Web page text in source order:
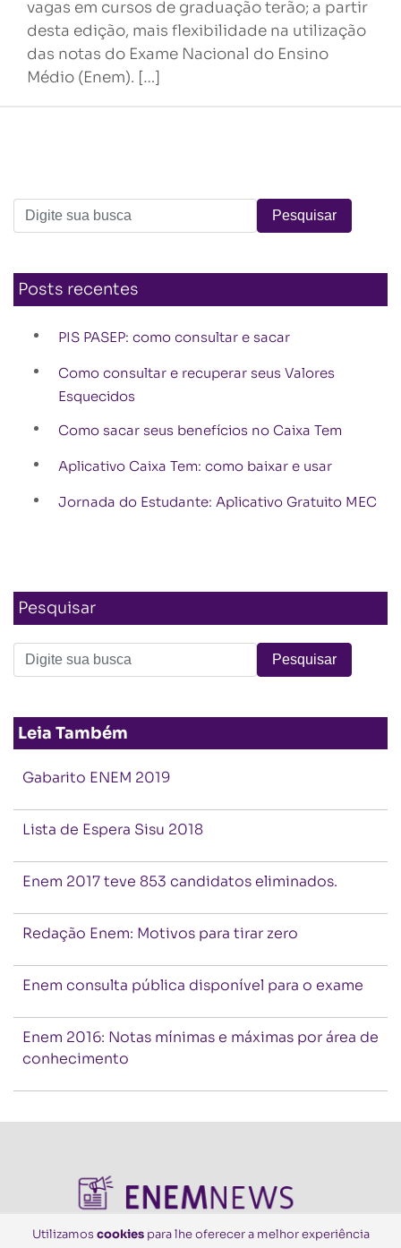
vagas em cursos de graduação terão; a partir
desta edição, mais flexibilidade na utilização
das notas do Exame Nacional do Ensino
Médio (Enem). […]
Posts recentes
PIS PASEP: como consultar e sacar
Como consultar e recuperar seus Valores
Esquecidos
Como sacar seus benefícios no Caixa Tem
Aplicativo Caixa Tem: como baixar e usar
Jornada do Estudante: Aplicativo Gratuito MEC
Pesquisar
Leia Também
Gabarito ENEM 2019
Lista de Espera Sisu 2018
Enem 2017 teve 853 candidatos eliminados.
Redação Enem: Motivos para tirar zero
Enem consulta pública disponível para o exame
Enem 2016: Notas mínimas e máximas por área de
conhecimento
Utilizamoscookiespara lhe oferecer a melhor experiência